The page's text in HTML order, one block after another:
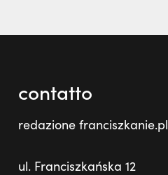
contatto
redazione franciszkanie.pl
ul. Franciszkańska 12